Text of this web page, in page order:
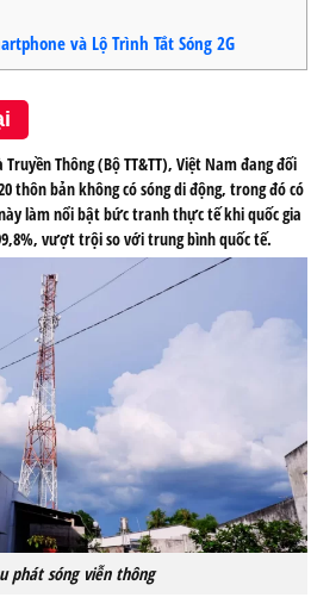
và Lộ Trình Tắt Sóng 2G
Thông (Bộ TT&TT), Việt Nam đang đối
thôn bản không có sóng di động, trong đó có
làm nổi bật bức tranh thực tế khi quốc gia
vượt trội so với trung bình quốc tế.
phát sóng viễn thông